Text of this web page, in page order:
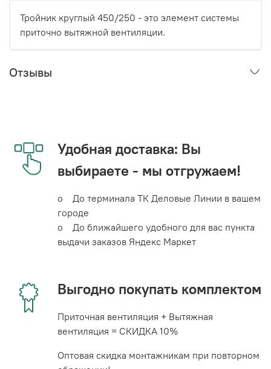
Тройник круглый 450/250 - это элемент системы
приточно вытяжной вентиляции.
Отзывы
Удобная доставка: Вы
выбираете - мы отгружаем!
o До терминала ТК Деловые Линии в вашем
городе
o До ближайшего удобного для вас пункта
выдачи заказов Яндекс Маркет
Выгодно покупать комплектом
Приточная вентиляция + Вытяжная
вентиляция = СКИДКА 10%
Оптовая скидка монтажникам при повторном